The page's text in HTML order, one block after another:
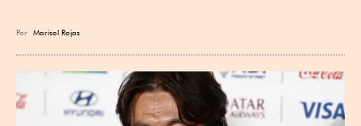
Por Marisol Rojas